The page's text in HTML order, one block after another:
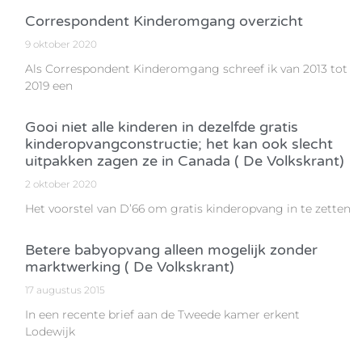
Correspondent Kinderomgang overzicht
9 oktober 2020
Als Correspondent Kinderomgang schreef ik van 2013 tot
2019 een
Gooi niet alle kinderen in dezelfde gratis
kinderopvangconstructie; het kan ook slecht
uitpakken zagen ze in Canada ( De Volkskrant)
2 oktober 2020
Het voorstel van D’66 om gratis kinderopvang in te zetten
Betere babyopvang alleen mogelijk zonder
marktwerking ( De Volkskrant)
17 augustus 2015
In een recente brief aan de Tweede kamer erkent
Lodewijk